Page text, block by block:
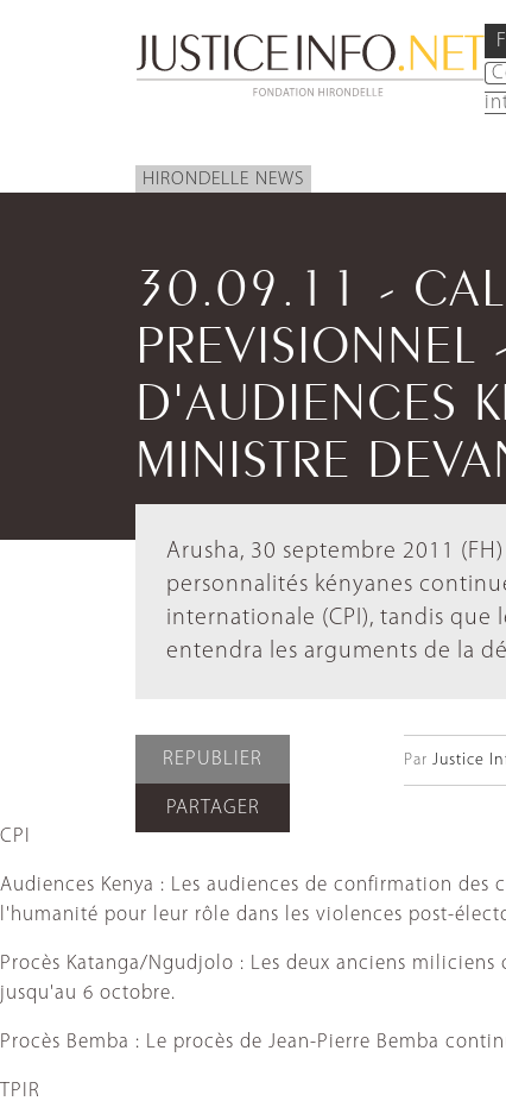
HIRONDELLE NEWS
30.09.11 -
PREVISIONNEL
D'AUDIENCES
MINISTRE
Arusha, 30 septembre 2011
personnalités kényanes
internationale (CPI), tandis que
entendra les arguments de la
REPUBLIER
PARTAGER
Par Justice
CPI
Audiences Kenya : Les audiences de confirmation
l'humanité pour leur rôle dans les violences post-
Procès Katanga/Ngudjolo : Les deux anciens
jusqu'au 6 octobre.
Procès Bemba : Le procès de Jean-Pierre Bemba
TPIR